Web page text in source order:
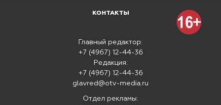
КОНТАКТЫ
Главный редактор:
+7 (4967) 12-44-36
Редакция:
+7 (4967) 12-44-36
glavred@otv-media.ru
Отдел рекламы: